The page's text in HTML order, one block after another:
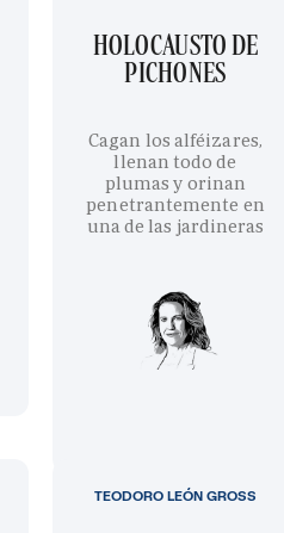
HOLOCAUSTO DE
PICHONES
Cagan los alféizares,
llenan todo de
plumas y orinan
penetrantemente en
una de las jardineras
TEODORO LEÓN GROSS